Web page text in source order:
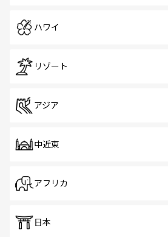
ハワイ
リゾート
アジア
中近東
アフリカ
日本